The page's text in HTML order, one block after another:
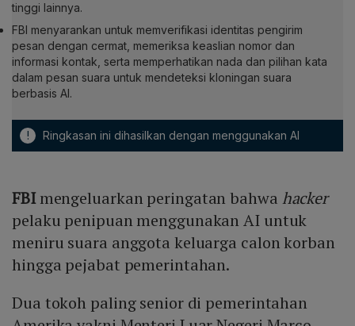
tinggi lainnya.
FBI menyarankan untuk memverifikasi identitas pengirim
pesan dengan cermat, memeriksa keaslian nomor dan
informasi kontak, serta memperhatikan nada dan pilihan kata
dalam pesan suara untuk mendeteksi kloningan suara
berbasis AI.
! Ringkasan ini dihasilkan dengan menggunakan AI
FBImengeluarkan peringatan bahwa hacker
pelaku penipuan menggunakan AI untuk
meniru suara anggota keluarga calon korban
hingga pejabat pemerintahan.
Dua tokoh paling senior di pemerintahan